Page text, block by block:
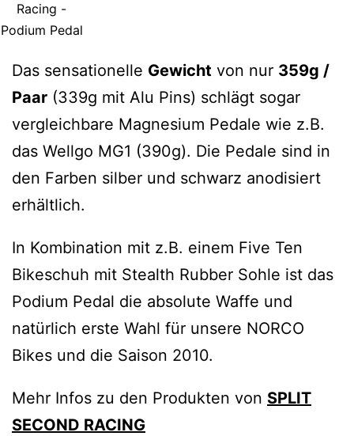
Racing -
Podium Pedal
Das sensationelle Gewicht von nur 359g /
Paar (339g mit Alu Pins) schlägt sogar
vergleichbare Magnesium Pedale wie z.B.
das Wellgo MG1 (390g). Die Pedale sind in
den Farben silber und schwarz anodisiert
erhältlich.
In Kombination mit z.B. einem Five Ten
Bikeschuh mit Stealth Rubber Sohle ist das
Podium Pedal die absolute Waffe und
natürlich erste Wahl für unsere NORCO
Bikes und die Saison 2010.
Mehr Infos zu den Produkten von SPLIT
SECOND RACING